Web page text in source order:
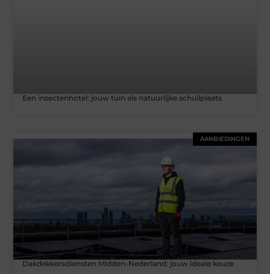
Een insectenhotel: jouw tuin als natuurlijke schuilplaats
AANBIEDINGEN
Dakdekkersdiensten Midden-Nederland: jouw ideale keuze